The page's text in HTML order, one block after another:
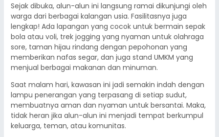
Sejak dibuka, alun-alun ini langsung ramai dikunjungi oleh
warga dari berbagai kalangan usia. Fasilitasnya juga
lengkap! Ada lapangan yang cocok untuk bermain sepak
bola atau voli, trek jogging yang nyaman untuk olahraga
sore, taman hijau rindang dengan pepohonan yang
memberikan nafas segar, dan juga stand UMKM yang
menjual berbagai makanan dan minuman.
Saat malam hari, kawasan ini jadi semakin indah dengan
lampu penerangan yang terpasang di setiap sudut,
membuatnya aman dan nyaman untuk bersantai. Maka,
tidak heran jika alun-alun ini menjadi tempat berkumpul
keluarga, teman, atau komunitas.